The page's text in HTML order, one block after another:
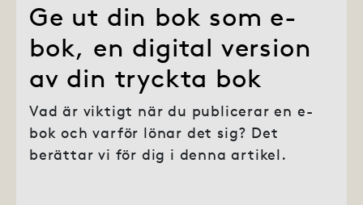
Ge ut din bok som e-
bok, en digital version
av din tryckta bok
Vad är viktigt när du publicerar en e-
bok och varför lönar det sig? Det
berättar vi för dig i denna artikel.